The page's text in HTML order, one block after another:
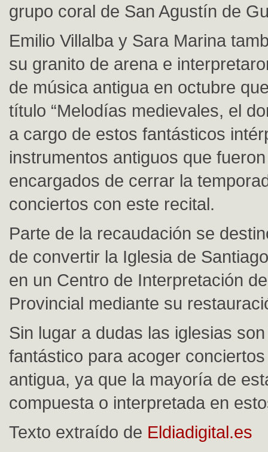
grupo coral de San Agustín de
Emilio Villalba y Sara Marina
su granito de arena e
de música antigua en octubre
título “Melodías medievales, el
a cargo de estos fantásticos
instrumentos antiguos que
encargados de cerrar la
conciertos con este recital.
Parte de la recaudación se
de convertir la Iglesia de
en un Centro de Interpretación
Provincial mediante su
Sin lugar a dudas las iglesias
fantástico para acoger
antigua, ya que la mayoría de
compuesta o interpretada en
Texto extraído de Eldiadigital.es